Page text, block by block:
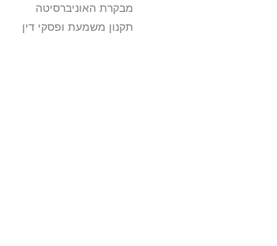
מבקרת האוניברסיטה
תקנון משמעת ופסקי דין